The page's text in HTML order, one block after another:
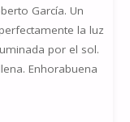
García. Un
la luz
por el sol.
Enhorabuena